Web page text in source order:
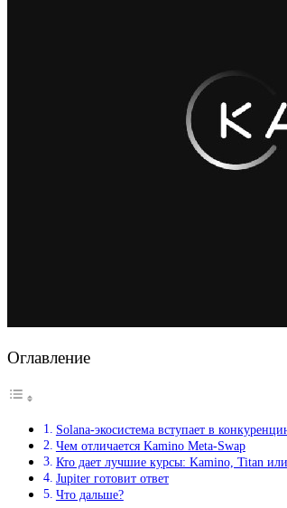
Оглавление
Solana-экосистема вступает в
Чем отличается Kamino Meta-Swap
Кто дает лучшие курсы: Kamino, Titan
Jupiter готовит ответ
Что дальше?